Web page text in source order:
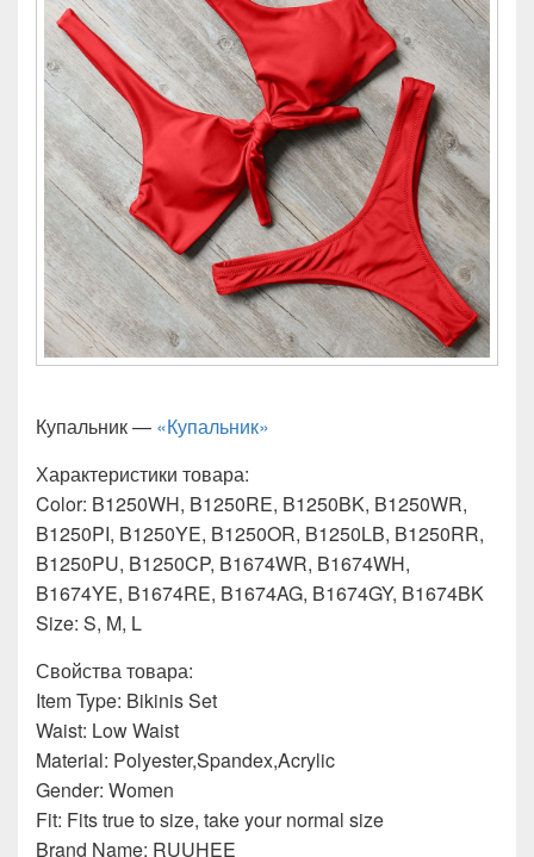
Купальник — «Купальник»
Характеристики товара:
Color: B1250WH, B1250RE, B1250BK, B1250WR,
B1250PI, B1250YE, B1250OR, B1250LB, B1250RR,
B1250PU, B1250CP, B1674WR, B1674WH,
B1674YE, B1674RE, B1674AG, B1674GY, B1674BK
Size: S, M, L
Свойства товара:
Item Type: Bikinis Set
Waist: Low Waist
Material: Polyester,Spandex,Acrylic
Gender: Women
Fit: Fits true to size, take your normal size
Brand Name: RUUHEE